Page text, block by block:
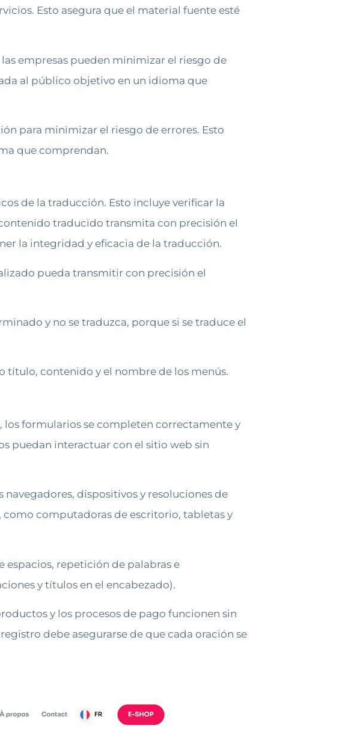
Esto asegura que el material fuente esté
empresas pueden minimizar el riesgo de
al público objetivo en un idioma que
para minimizar el riesgo de errores. Esto
que comprendan.
de la traducción. Esto incluye verificar la
traducido transmita con precisión el
la integridad y eficacia de la traducción.
pueda transmitir con precisión el
y no se traduzca, porque si se traduce el
título, contenido y el nombre de los menús.
los formularios se completen correctamente y
puedan interactuar con el sitio web sin
dispositivos y resoluciones de
computadoras de escritorio, tabletas y
espacios, repetición de palabras e
y títulos en el encabezado).
y los procesos de pago funcionen sin
debe asegurarse de que cada oración se